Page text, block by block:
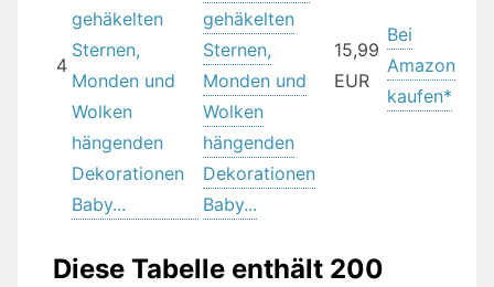
4
gehäkelten
Sternen,
Monden und
Wolken
hängenden
Dekorationen
Baby...
15,99
EUR
Bei
Amazon
kaufen*
Diese Tabelle enthält 200